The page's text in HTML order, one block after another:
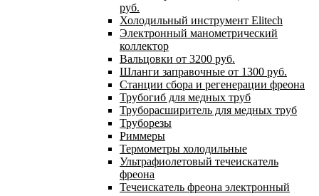
руб.
Холодильный инструмент Elitech
Электронный манометрический
коллектор
Вальцовки от 3200 руб.
Шланги заправочные от 1300 руб.
Станции сбора и регенерации фреона
Трубогиб для медных труб
Труборасширитель для медных труб
Труборезы
Риммеры
Термометры холодильные
Ультрафиолетовый течеискатель
фреона
Течеискатель фреона электронный